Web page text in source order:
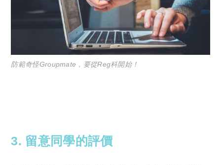
防範奇怪Groupmate，要從Reg科開始！
3. 留意同學的評價